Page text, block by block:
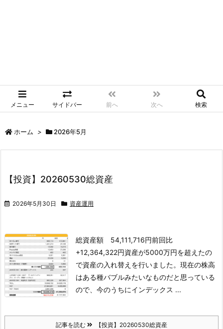
メニュー サイドバー 前へ 次へ 検索
ホーム > 2026年5月
【投資】20260530総資産
2026年5月30日 資産運用
総資産額 54,111,716円前回比
+12,364,322円資産が5000万円を超えたの
で資産の入れ替えを行いました。 現在の株高
はある種バブルみたいなものだと思っている
ので、今のうちにインデックス ...
記事を読む 【投資】20260530総資産